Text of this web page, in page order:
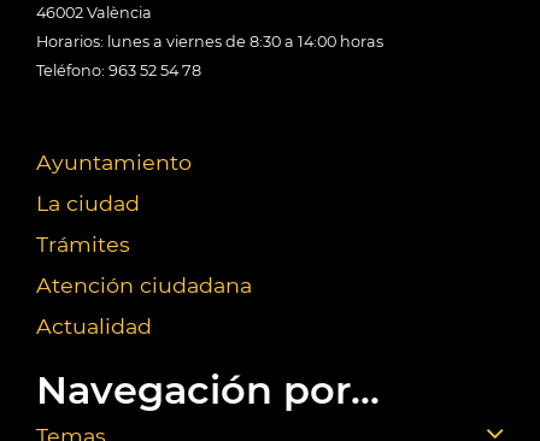
46002 València
Horarios: lunes a viernes de 8:30 a 14:00 horas
Teléfono: 963 52 54 78
Ayuntamiento
La ciudad
Trámites
Atención ciudadana
Actualidad
Navegación por...
Temas